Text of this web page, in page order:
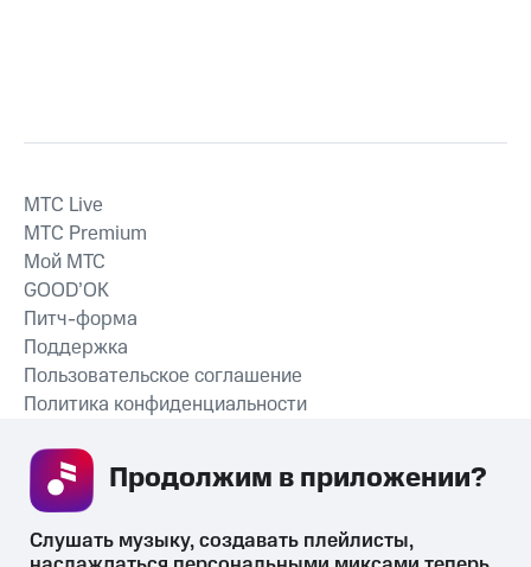
СКАЧАТЬ ПРИЛОЖЕНИЕ
MTС Live
MTС Premium
Мой МТС
GOOD’OK
Питч-форма
Поддержка
Пользовательское соглашение
Политика конфиденциальности
Слушать музыку, создавать плейлисты,